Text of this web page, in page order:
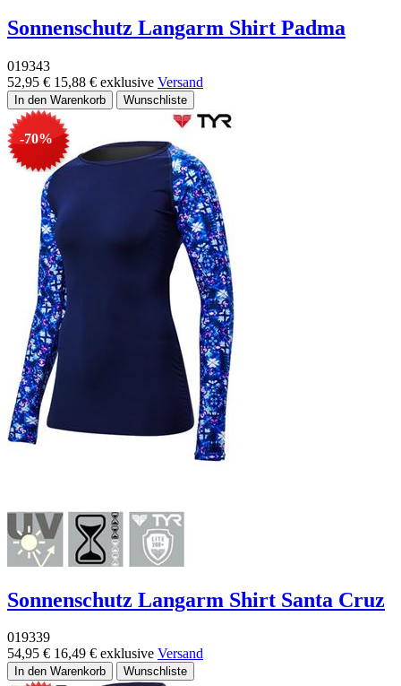
Sonnenschutz Langarm Shirt Padma
019343
52,95 € 15,88 € exklusive Versand
-70%
Sonnenschutz Langarm Shirt Santa Cruz
019339
54,95 € 16,49 € exklusive Versand